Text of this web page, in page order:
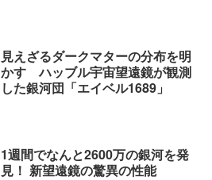
見えざるダークマターの分布を明
かす ハッブル宇宙望遠鏡が観測
した銀河団「エイベル1689」
1週間でなんと2600万の銀河を発
見！ 新望遠鏡の驚異の性能